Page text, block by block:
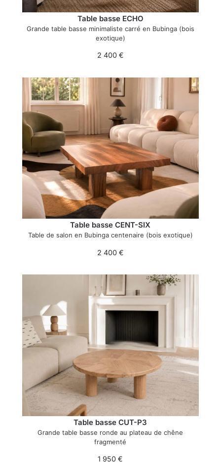
Table basse ECHO
Grande table basse minimaliste carré en Bubinga (bois
exotique)
2 400 €
Table basse CENT-SIX
Table de salon en Bubinga centenaire (bois exotique)
2 400 €
Table basse CUT-P3
Grande table basse ronde au plateau de chêne
fragmenté
1 950€